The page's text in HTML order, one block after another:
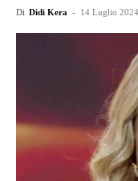
Di Didi Kera - 14 Luglio 2024